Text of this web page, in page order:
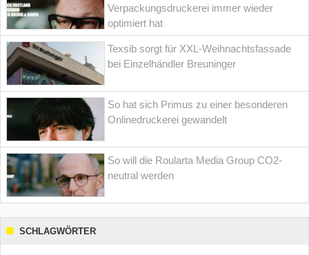
Verpackungsdruckerei immer wieder
optimiert hat
Texsib sorgt für XXL-Weihnachtsfassade
bei Einzelhändler Breuninger
So hat sich Primus zu einer besonderen
Onlinedruckerei gewandelt
So will die Roularta Media Group CO2-
neutral werden
SCHLAGWÖRTER